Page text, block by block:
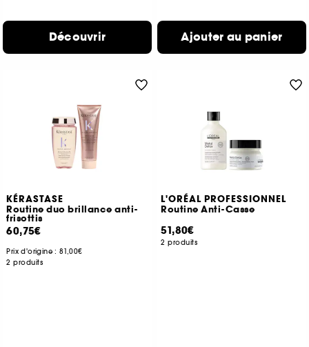
Découvrir Ajouter au panier
KÉRASTASE
Routine duo brillance anti-
frisottis
60,75€
Prix d'origine :81,00€
2 produits
L'ORÉAL PROFESSIONNEL
Routine Anti-Casse
51,80€
2 produits